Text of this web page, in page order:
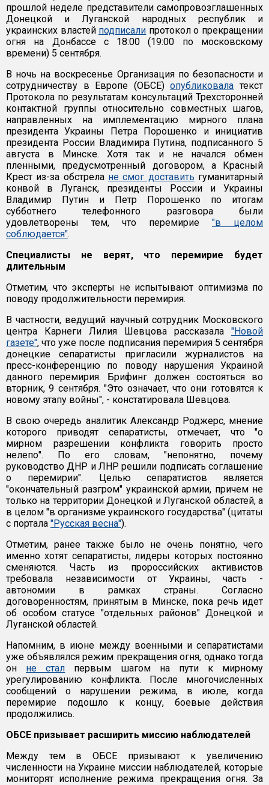
прошлой неделе представители самопровозглашенных
Донецкой и Луганской народных республик и
украинских властей подписали протокол о прекращении
огня на Донбассе с 18:00 (19:00 по московскому
времени) 5 сентября.
В ночь на воскресенье Организация по безопасности и
сотрудничеству в Европе (ОБСЕ)опубликовала текст
Протокола по результатам консультаций Трехсторонней
контактной группы относительно совместных шагов,
направленных на имплементацию мирного плана
президента Украины Петра Порошенко и инициатив
президента России Владимира Путина, подписанного 5
августа в Минске. Хотя так и не начался обмен
пленными, предусмотренный договором, а Красный
Крест из-за обстрела не смог доставить гуманитарный
конвой в Луганск, президенты России и Украины
Владимир Путин и Петр Порошенко по итогам
субботнего телефонного разговора были
удовлетворены тем, что перемирие "в целом
соблюдается".
Специалисты не верят, что перемирие будет
длительным
Отметим, что эксперты не испытывают оптимизма по
поводу продолжительности перемирия.
В частности, ведущий научный сотрудник Московского
центра Карнеги Лилия Шевцова рассказала "Новой
газете", что уже после подписания перемирия 5 сентября
донецкие сепаратисты пригласили журналистов на
пресс-конференцию по поводу нарушения Украиной
данного перемирия. Брифинг должен состояться во
вторник, 9 сентября. "Это означает, что они готовятся к
новому этапу войны", - констатировала Шевцова.
В свою очередь аналитик Александр Роджерс, мнение
которого приводят сепаратисты, отмечает, что "о
мирном разрешении конфликта говорить просто
нелепо". По его словам, "непонятно, почему
руководство ДНР и ЛНР решили подписать соглашение
о перемирии". Целью сепаратистов является
"окончательный разгром" украинской армии, причем не
только на территории Донецкой и Луганской областей, а
в целом "в организме украинского государства" (цитаты
с портала "Русская весна").
Отметим, ранее также было не очень понятно, чего
именно хотят сепаратисты, лидеры которых постоянно
сменяются. Часть из пророссийских активистов
требовала независимости от Украины, часть -
автономии в рамках страны. Согласно
договоренностям, принятым в Минске, пока речь идет
об особом статусе "отдельных районов" Донецкой и
Луганской областей.
Напомним, в июне между военными и сепаратистами
уже объявлялся режим прекращения огня, однако тогда
он не стал первым шагом на пути к мирному
урегулированию конфликта. После многочисленных
сообщений о нарушении режима, в июле, когда
перемирие подошло к концу, боевые действия
продолжились.
ОБСЕ призывает расширить миссию наблюдателей
Между тем в ОБСЕ призывают к увеличению
численности на Украине миссии наблюдателей, которые
мониторят исполнение режима прекращения огня. За